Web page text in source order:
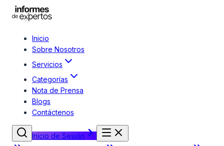
Inicio
Sobre Nosotros
Servicios
Categorías
Nota de Prensa
Blogs
Contáctenos
Inicio de Sesión